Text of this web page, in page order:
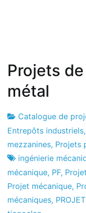
Projets
métal
Usine
de
projets
25
le
mois
d'octobre
2016
Catalogue de
Entrepôts
mezzanines, Projets
ingénierie
mécanique, PF,
Projet mécanique,
mécaniques,